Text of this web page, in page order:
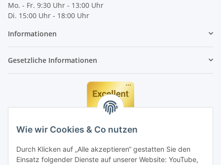
Wie wir Cookies & Co nutzen
Durch Klicken auf „Alle akzeptieren“ gestatten Sie den
Einsatz folgender Dienste auf unserer Website: YouTube,
Mo. - Fr. 9:30 Uhr - 13:00 Uhr
Di. 15:00 Uhr - 18:00 Uhr
Informationen
Gesetzliche Informationen